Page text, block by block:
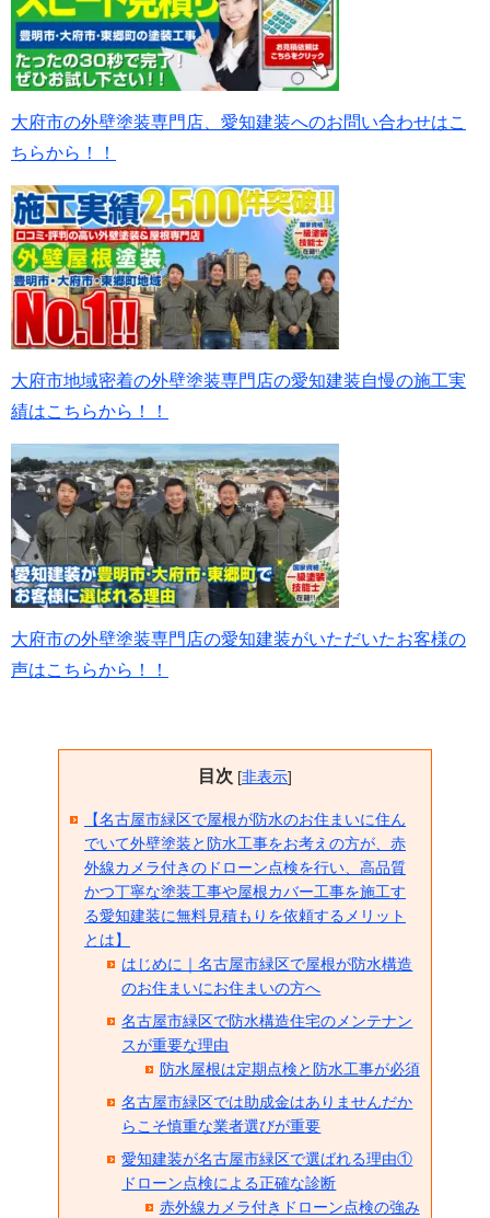
大府市の外壁塗装専門店、愛知建装へのお問い合わせはこ
ちらから！！
大府市地域密着の外壁塗装専門店の愛知建装自慢の施工実
績はこちらから！！
大府市の外壁塗装専門店の愛知建装がいただいたお客様の
声はこちらから！！
目次 [非表示]
【名古屋市緑区で屋根が防水のお住まいに住ん
でいて外壁塗装と防水工事をお考えの方が、赤
外線カメラ付きのドローン点検を行い、高品質
かつ丁寧な塗装工事や屋根カバー工事を施工す
る愛知建装に無料見積もりを依頼するメリット
とは】
はじめに｜名古屋市緑区で屋根が防水構造
のお住まいにお住まいの方へ
名古屋市緑区で防水構造住宅のメンテナン
スが重要な理由
防水屋根は定期点検と防水工事が必須
名古屋市緑区では助成金はありませんだか
らこそ慎重な業者選びが重要
愛知建装が名古屋市緑区で選ばれる理由①
ドローン点検による正確な診断
赤外線カメラ付きドローン点検の強み